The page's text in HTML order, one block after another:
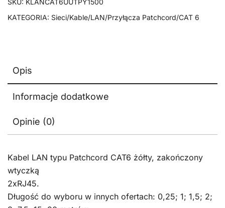
SKU: KLANCAT6UUTPY1500
KATEGORIA: Sieci/Kable/LAN/Przyłącza Patchcord/CAT 6
Opis
Informacje dodatkowe
Opinie (0)
Kabel LAN typu Patchcord CAT6 żółty, zakończony
wtyczką
2xRJ45.
Długość do wyboru w innych ofertach: 0,25; 1; 1,5; 2;